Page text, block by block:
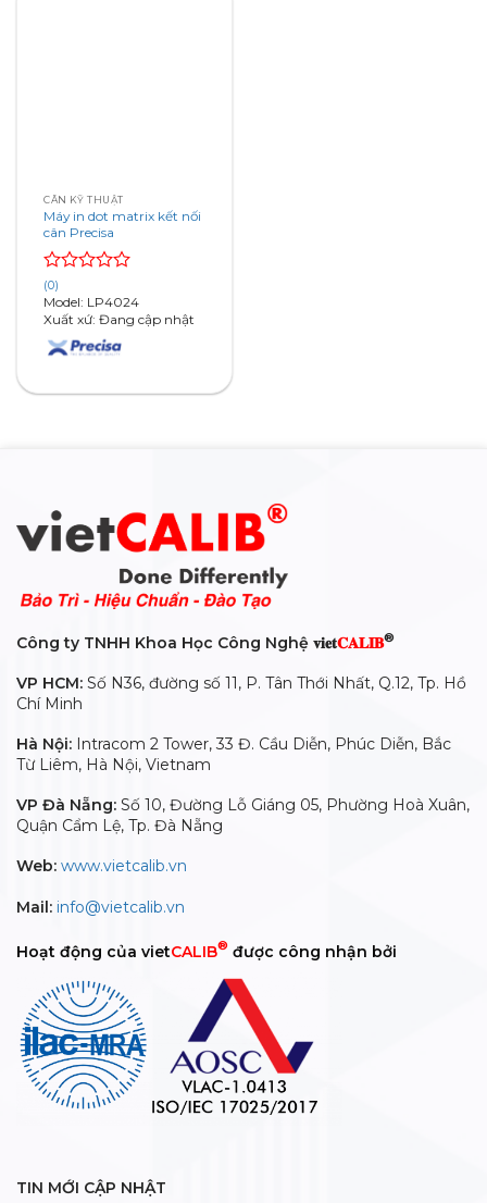
CÂN KỸ THUẬT
Máy in dot matrix kết nối
cân Precisa
Rated
0
out
of
5
(0)
Model: LP4024
Xuất xứ: Đang cập nhật
Công ty TNHH Khoa Học Công Nghệ 𝐯𝐢𝐞𝐭𝐂𝐀𝐋𝐈𝐁®
VP HCM: Số N36, đường số 11, P. Tân Thới Nhất, Q.12, Tp. Hồ
Chí Minh
Hà Nội: Intracom 2 Tower, 33 Đ. Cầu Diễn, Phúc Diễn, Bắc
Từ Liêm, Hà Nội, Vietnam
VP Đà Nẵng: Số 10, Đường Lỗ Giáng 05, Phường Hoà Xuân,
Quận Cẩm Lệ, Tp. Đà Nẵng
Web: www.vietcalib.vn
Mail: info@vietcalib.vn
Hoạt động của vietCALIB® được công nhận bởi
TIN MỚI CẬP NHẬT